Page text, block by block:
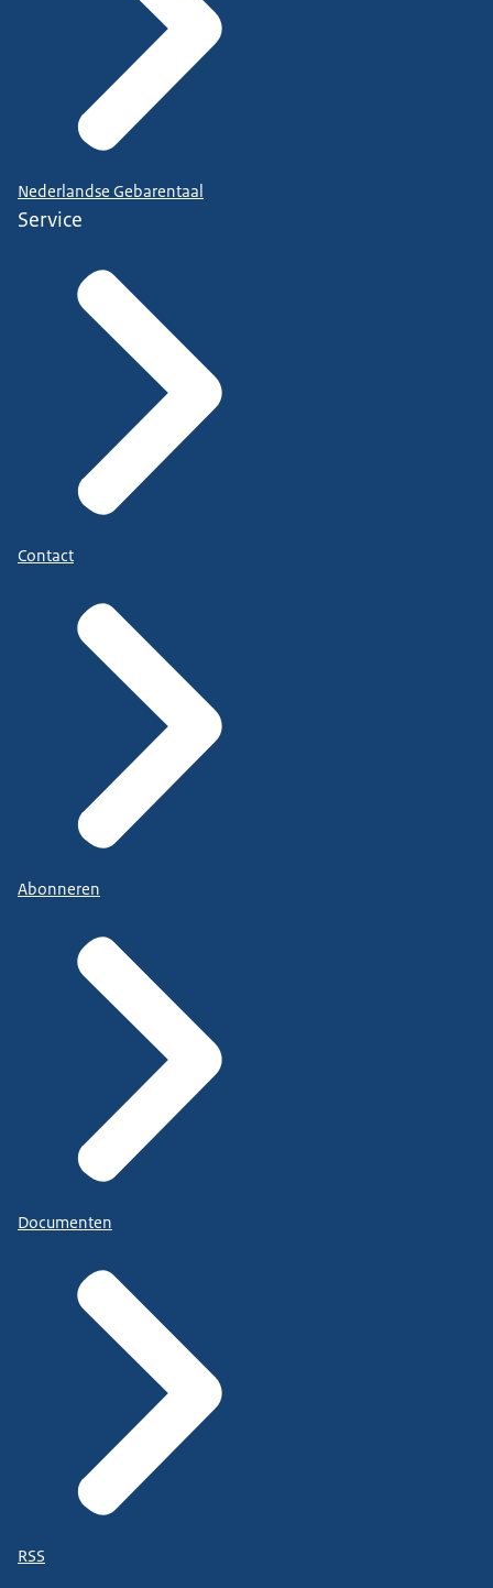
Nederlandse Gebarentaal
Service
Contact
Abonneren
Documenten
RSS